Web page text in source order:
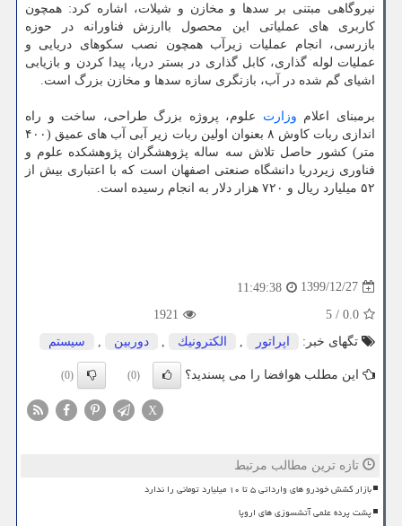
نیروگاهی مبتنی بر سدها و مخازن و شیلات، اشاره کرد: همچون
کاربری های عملیاتی این محصول باارزش فناورانه در حوزه
بازرسی، انجام عملیات زیرآب همچون نصب سکوهای دریایی و
عملیات لوله گذاری، کابل گذاری در بستر دریا، پیدا کردن و بازیابی
اشیای گم شده در آب، بازنگری سازه سدها و مخازن بزرگ است.
برمبنای اعلام وزارت علوم، پروژه بزرگ طراحی، ساخت و راه
اندازی ربات کاوش ۸ بعنوان اولین ربات زیر آبی آب های عمیق (۴۰۰
متر) کشور حاصل تلاش سه ساله پژوهشگران پژوهشکده علوم و
فناوری زیردریا دانشگاه صنعتی اصفهان است که با اعتباری بیش از
۵۲ میلیارد ریال و ۷۲۰ هزار دلار به انجام رسیده است.
1399/12/27
11:49:38
0.0
/
5
1921
تگهای خبر:
اپراتور , الكترونیك , دوربین , سیستم
این مطلب هوافضا را می پسندید؟ (0)
(0)
X
تازه ترین مطالب مرتبط
بازار کشش خودرو های وارداتی ۵ تا ۱۰ میلیارد تومانی را ندارد
پشت پرده علمی آتشسوزی های اروپا